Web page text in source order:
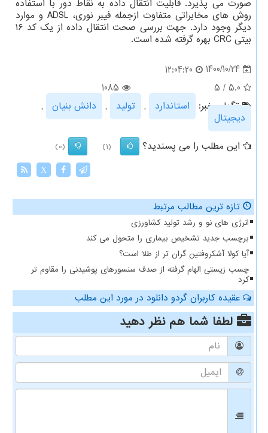
صورت می پذیرد. قابلیت انتقال داده به نقاط دور با استفاده
روش های مخابراتی متفاوت ازجمله فیبر نوری، ADSL و موارد
دیگر وجود دارد. جهت بررسی صحت انتقال داده از یک کد ۱۶
بیتی CRC بهره گرفته شده است.
1400/10/24
12:04:20
5.0
/
5
1085
تگهای خبر:
استاندارد , تولید , دانش بنیان
,
دیجیتال
این مطلب را می پسندید؟
(1)
(0)
X
تازه ترین مطالب مرتبط
انرژی های نو و رشد تولید کشاورزی
برچسب جدید تشخیص بیماری را متحول می کند
آیا کولا آشکروفتین گران تر از طلا است؟
چسب زیستی الهام گرفته از صدف سنسورهای پوشیدنی را مقاوم تر
کرد
عقیده کاربران گردو دانلود در مورد این مطلب
لطفا شما همنظر دهید